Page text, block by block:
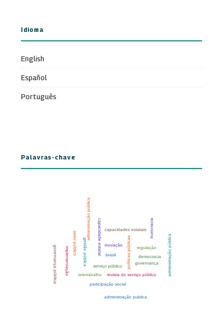
Idioma
English
Español
Português
Palavras-chave